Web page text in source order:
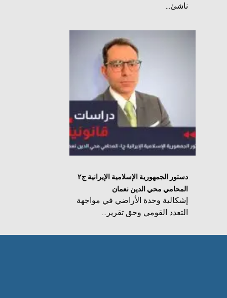
ناشئ...
دستور الجمهورية الإسلامية الإيرانية ج٢
المحامي محي الدين نعمان
إشكالية وحدة الأراضي في مواجهة
التعدد القومي وحق تقرير...